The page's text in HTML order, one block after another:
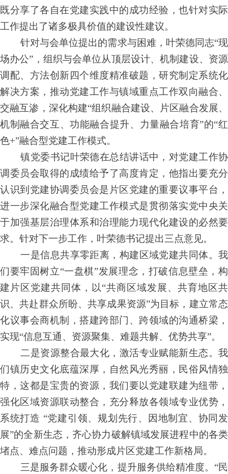
既分享了各自在党建实践中的成功经验，也针对实际
工作提出了诸多极具价值的建设性建议。
针对与会单位提出的需求与困难，叶荣德同志“现
场办公”，组织与会单位从顶层设计、机制建设、资源
调配、方法创新四个维度精准破题，研究制定系统化
解决方案，推动党建工作与镇域重点工作双向融合、
交融互渗，深化构建“组织融合建设、片区融合发展、
机制融合交互、功能融合提升、力量融合培育”的“红
色+”融合型党建工作模式。
镇党委书记叶荣德在总结讲话中，对党建工作协
调委员会取得的成绩给予了高度肯定，他指出要充分
认识到党建协调委员会是片区党建的重要议事平台，
进一步深化融合型党建工作模式是贯彻落实党中央关
于加强基层治理体系和治理能力现代化建设的必然要
求。针对下一步工作，叶荣德书记提出三点意见。
一是信息共享零距离，构建区域党建共同体。我
们要牢固树立“一盘棋”发展理念，打破信息壁垒，构
建片区党建共同体，以“共商区域发展、共育地区共
识、共赴群众所盼、共享成果资源”为目标，建立常态
化议事会商机制，搭建跨部门、跨领域的沟通桥梁，
实现“信息互通、资源聚集、难题共解、优势共享”。
二是资源整合最大化，激活专业赋能新生态。我
们镇历史文化底蕴深厚，自然风光秀丽，民俗风情独
特，这都是宝贵的资源，我们要以党建联建为纽带，
强化区域资源联动整合，充分释放各领域专业优势，
系统打造 “党建引领、规划先行、因地制宜、协同发
展”的全新生态，齐心协力破解镇域发展进程中的各类
堵点、难点问题，推动形成片区党建工作新格局。
三是服务群众暖心化，提升服务供给精准度。“民